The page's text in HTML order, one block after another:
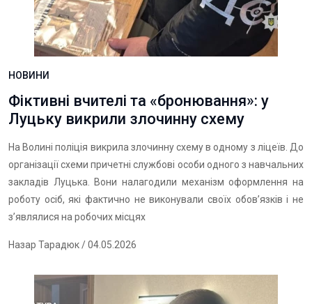
НОВИНИ
Фіктивні вчителі та «бронювання»: у
Луцьку викрили злочинну схему
На Волині поліція викрила злочинну схему в одному з ліцеїв. До
організації схеми причетні службові особи одного з навчальних
закладів Луцька. Вони налагодили механізм оформлення на
роботу осіб, які фактично не виконували своїх обов’язків і не
з’являлися на робочих місцях
Назар Тарадюк/ 04.05.2026